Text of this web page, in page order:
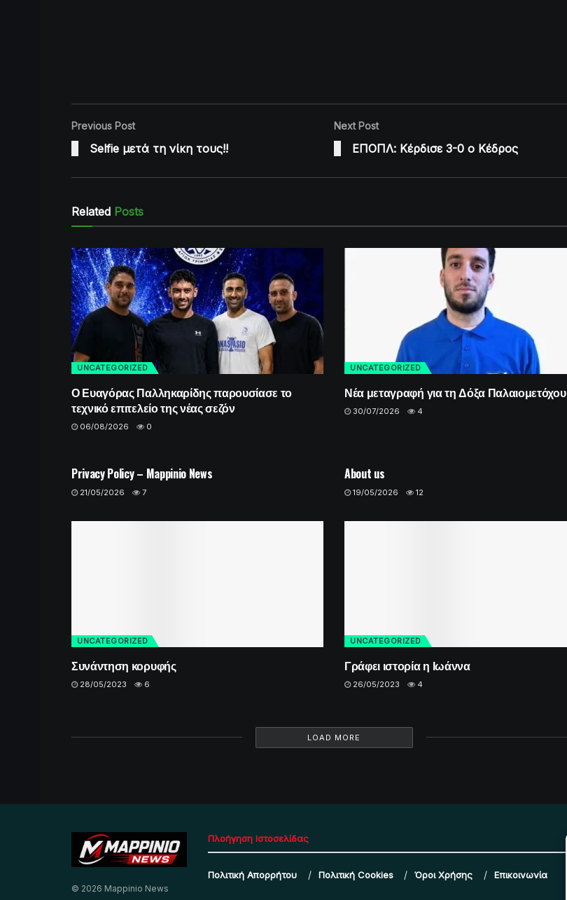
Previous Post
Selfie μετά τη νίκη τους!!
Next Post
ΕΠΟΠΛ: Κέρδισε 3-0 ο Κέδρος
Related Posts
UNCATEGORIZED
Ο Ευαγόρας Παλληκαρίδης παρουσίασε το
τεχνικό επιτελείο της νέας σεζόν
06/08/2026 0
UNCATEGORIZED
Νέα μεταγραφή για τη Δόξα Παλαιομετόχου
30/07/2026 4
Privacy Policy – Mappinio News
21/05/2026 7
About us
19/05/2026 12
UNCATEGORIZED
Συνάντηση κορυφής
28/05/2023 6
UNCATEGORIZED
Γράφει ιστορία η Ιωάννα
26/05/2023 4
LOAD MORE
© 2026 Mappinio News
Πλοήγηση Ιστοσελίδας
Πολιτική Απορρήτου Πολιτική Cookies Όροι Χρήσης Επικοινωνία